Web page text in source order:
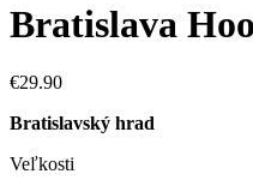
Bratislava
€29.90
Bratislavský hrad
Veľkosti